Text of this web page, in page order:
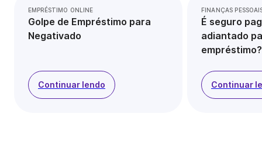
EMPRÉSTIMO ONLINE
Golpe de Empréstimo para
Negativado
Continuar lendo
FINANÇAS
É seguro
adiantado
empréstimo?
Continuar